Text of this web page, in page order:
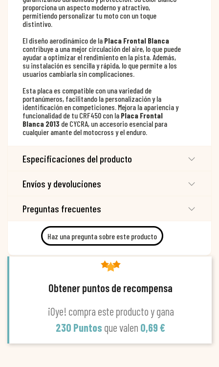
proporciona un aspecto moderno y atractivo,
permitiendo personalizar tu moto con un toque
distintivo.
El diseño aerodinámico de la Placa Frontal Blanca
contribuye a una mejor circulación del aire, lo que puede
ayudar a optimizar el rendimiento en la pista. Además,
su instalación es sencilla y rápida, lo que permite a los
usuarios cambiarla sin complicaciones.
Esta placa es compatible con una variedad de
portanúmeros, facilitando la personalización y la
identificación en competiciones. Mejora la apariencia y
funcionalidad de tu CRF450 con la Placa Frontal
Blanca 2013 de CYCRA, un accesorio esencial para
cualquier amante del motocross y el enduro.
Especificaciones del producto
Envíos y devoluciones
Preguntas frecuentes
Haz una pregunta sobre este producto
Obtener puntos de recompensa
¡Oye! compra este producto y gana
230 Puntos que valen 0,69 €